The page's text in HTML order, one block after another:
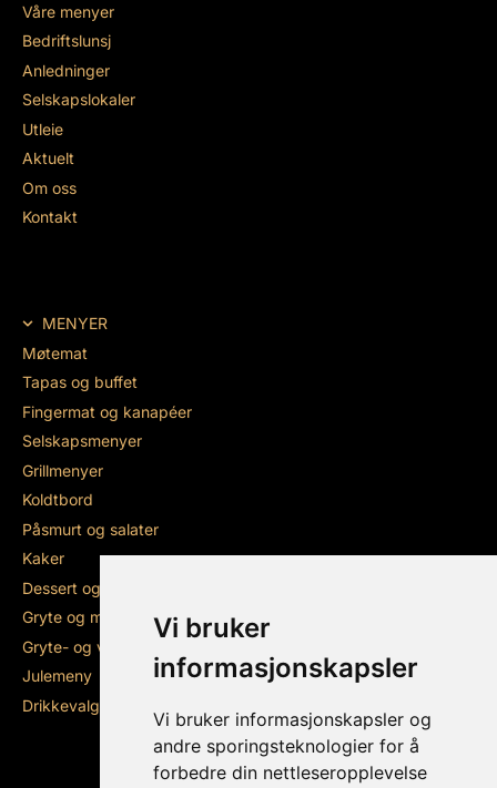
Vi bruker
informasjonskapsler
Vi bruker informasjonskapsler og
andre sporingsteknologier for å
forbedre din nettleseropplevelse
Våre menyer
Bedriftslunsj
Anledninger
Selskapslokaler
Utleie
Aktuelt
Om oss
Kontakt
MENYER
Møtemat
Tapas og buffet
Fingermat og kanapéer
Selskapsmenyer
Grillmenyer
Koldtbord
Påsmurt og salater
Kaker
Dessert og snacks
Gryte og middagsretter
Gryte- og varme lunsjretter
Julemeny
Drikkevalg